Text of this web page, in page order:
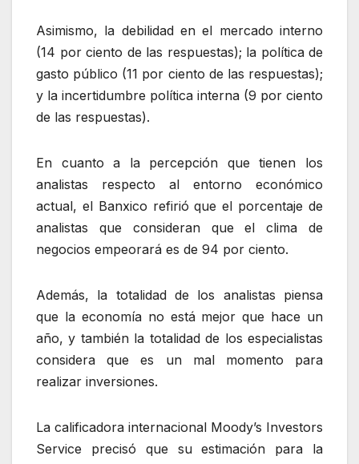
Asimismo, la debilidad en el mercado interno
(14 por ciento de las respuestas); la política de
gasto público (11 por ciento de las respuestas);
y la incertidumbre política interna (9 por ciento
de las respuestas).
En cuanto a la percepción que tienen los
analistas respecto al entorno económico
actual, el Banxico refirió que el porcentaje de
analistas que consideran que el clima de
negocios empeorará es de 94 por ciento.
Además, la totalidad de los analistas piensa
que la economía no está mejor que hace un
año, y también la totalidad de los especialistas
considera que es un mal momento para
realizar inversiones.
La calificadora internacional Moody’s Investors
Service precisó que su estimación para la